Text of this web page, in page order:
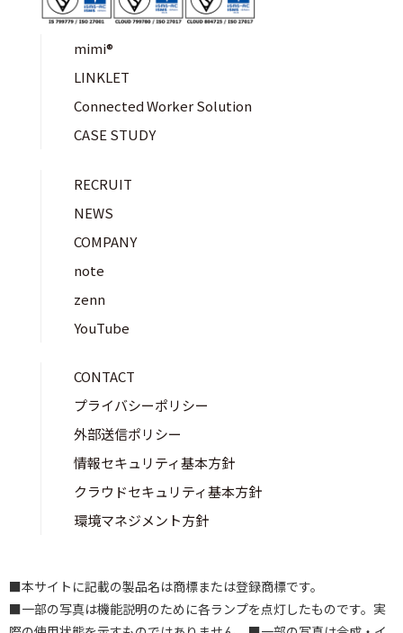
mimi®︎
LINKLET
Connected Worker Solution
CASE STUDY
RECRUIT
NEWS
COMPANY
note
zenn
YouTube
CONTACT
プライバシーポリシー
外部送信ポリシー
情報セキュリティ基本方針
クラウドセキュリティ基本方針
環境マネジメント方針
■本サイトに記載の製品名は商標または登録商標です。
■一部の写真は機能説明のために各ランプを点灯したものです。実